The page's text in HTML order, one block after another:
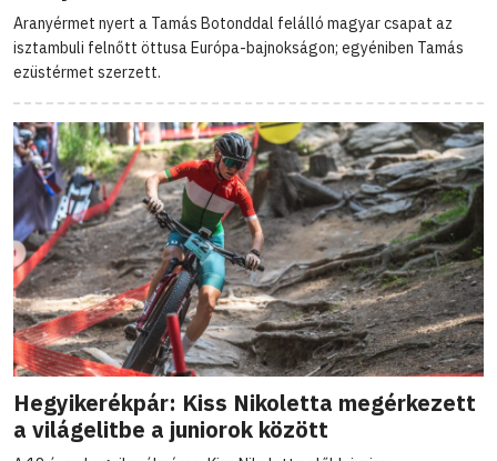
Aranyérmet nyert a Tamás Botonddal felálló magyar csapat az
isztambuli felnőtt öttusa Európa-bajnokságon; egyéniben Tamás
ezüstérmet szerzett.
Hegyikerékpár: Kiss Nikoletta megérkezett
a világelitbe a juniorok között